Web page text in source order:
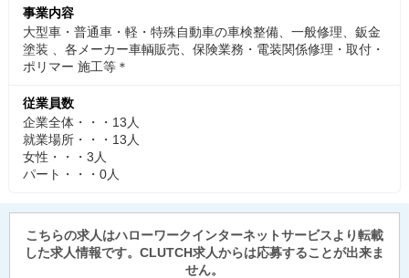
事業内容
大型車・普通車・軽・特殊自動車の車検整備、一般修理、鈑金
塗装 、各メーカー車輌販売、保険業務・電装関係修理・取付・
ポリマー 施工等＊
従業員数
企業全体・・・13人
就業場所・・・13人
女性・・・3人
パート・・・0人
こちらの求人はハローワークインターネットサービスより転載
した求人情報です。CLUTCH求人からは応募することが出来ま
せん。